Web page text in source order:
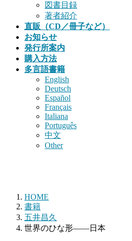
図書目録
著者紹介
直販（CD／冊子など）
お知らせ
発行所案内
購入方法
多言語書籍
English
Deutsch
Español
Français
Italiana
Português
中文
Other
HOME
書籍
五井昌久
世界のひな形――日本